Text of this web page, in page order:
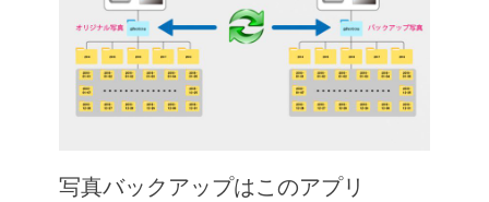
写真バックアップはこのアプリ